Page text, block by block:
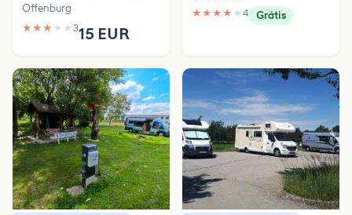
Offenburg
★ ★ ★ ★ ★ 315 EUR
★ ★ ★ ★ ★ 4 Grátis